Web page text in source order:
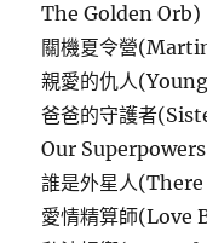
The Golden Orb)
關機夏令營
親愛的仇人
爸爸的守護者
Our Superpowers
誰是外星人
愛情精算師